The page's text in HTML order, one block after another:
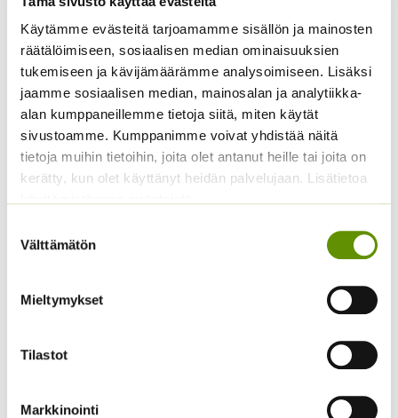
Käytämme evästeitä tarjoamamme sisällön ja mainosten
räätälöimiseen, sosiaalisen median ominaisuuksien
tukemiseen ja kävijämäärämme analysoimiseen. Lisäksi
jaamme sosiaalisen median, mainosalan ja analytiikka-
alan kumppaneillemme tietoja siitä, miten käytät
sivustoamme. Kumppanimme voivat yhdistää näitä
tietoja muihin tietoihin, joita olet antanut heille tai joita on
kerätty, kun olet käyttänyt heidän palvelujaan. Lisätietoa
valinta
Välttämätön
Mieltymykset
Tilastot
Markkinointi
1,49 €
-
14,00 €
arvonlisäveron
4,60€ Sisältää arvonlisäveron
Siperianunikko Garden
Sisältää arvonlisäveron